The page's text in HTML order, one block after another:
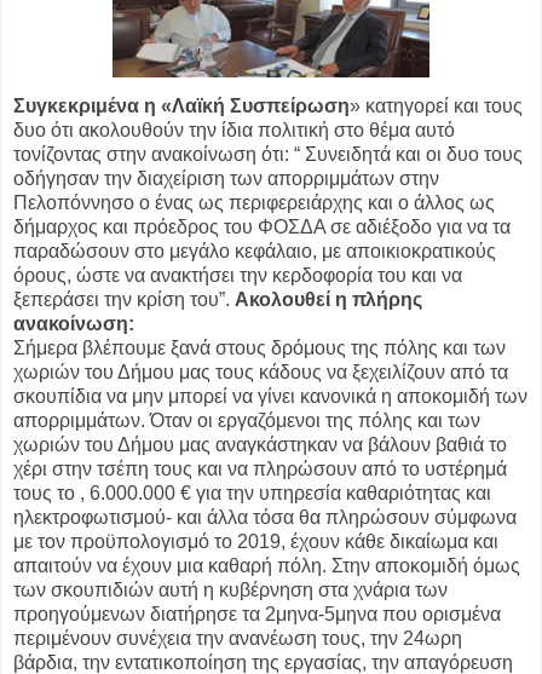
Συγκεκριμένα η «Λαϊκή Συσπείρωση» κατηγορεί και τους
δυο ότι ακολουθούν την ίδια πολιτική στο θέμα αυτό
τονίζοντας στην ανακοίνωση ότι: “ Συνειδητά και οι δυο τους
οδήγησαν την διαχείριση των απορριμμάτων στην
Πελοπόννησο ο ένας ως περιφερειάρχης και ο άλλος ως
δήμαρχος και πρόεδρος του ΦΟΣΔΑ σε αδιέξοδο για να τα
παραδώσουν στο μεγάλο κεφάλαιο, με αποικιοκρατικούς
όρους, ώστε να ανακτήσει την κερδοφορία του και να
ξεπεράσει την κρίση του”. Ακολουθεί η πλήρης
ανακοίνωση:
Σήμερα βλέπουμε ξανά στους δρόμους της πόλης και των
χωριών του Δήμου μας τους κάδους να ξεχειλίζουν από τα
σκουπίδια να μην μπορεί να γίνει κανονικά η αποκομιδή των
απορριμμάτων. Όταν οι εργαζόμενοι της πόλης και των
χωριών του Δήμου μας αναγκάστηκαν να βάλουν βαθιά το
χέρι στην τσέπη τους και να πληρώσουν από το υστέρημά
τους το , 6.000.000 € για την υπηρεσία καθαριότητας και
ηλεκτροφωτισμού- και άλλα τόσα θα πληρώσουν σύμφωνα
με τον προϋπολογισμό το 2019, έχουν κάθε δικαίωμα και
απαιτούν να έχουν μια καθαρή πόλη. Στην αποκομιδή όμως
των σκουπιδιών αυτή η κυβέρνηση στα χνάρια των
προηγούμενων διατήρησε τα 2μηνα-5μηνα που ορισμένα
περιμένουν συνέχεια την ανανέωση τους, την 24ωρη
βάρδια, την εντατικοποίηση της εργασίας, την απαγόρευση